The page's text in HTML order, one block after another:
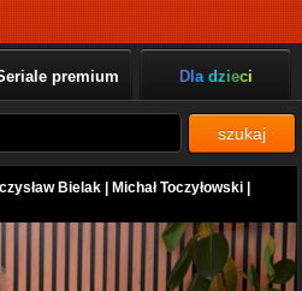
premium Dla dzieci
szukaj
Bielak | Michał Toczyłowski |